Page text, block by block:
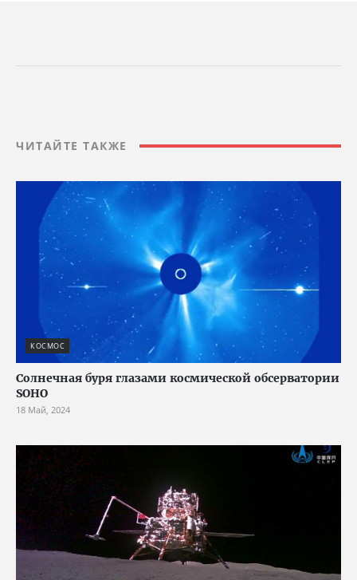
ЧИТАЙТЕ ТАКЖЕ
КОСМОС
Солнечная буря глазами космической обсерватории
SOHO
18 Май, 2024